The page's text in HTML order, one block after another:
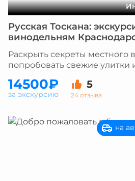
Русская Тоскана:
винодельням
Раскрыть секреты местного
попробовать свежие улитки
14500₽ 5
24 отзыва
за экскурсию
на